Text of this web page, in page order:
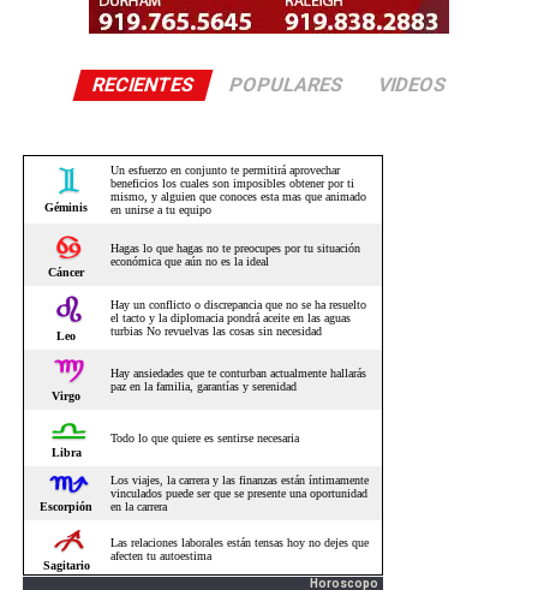
RECIENTES POPULARES VIDEOS
Horoscopo